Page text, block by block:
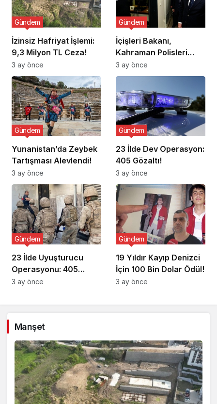
İzinsiz Hafriyat İşlemi:
9,3 Milyon TL Ceza!
Gündem
3 ay önce
İçişleri Bakanı,
Kahraman Polisleri
Ziyaret Etti
Gündem
3 ay önce
Yunanistan’da Zeybek
Tartışması Alevlendi!
Gündem
3 ay önce
23 İlde Dev Operasyon:
405 Gözaltı!
Gündem
3 ay önce
23 İlde Uyuşturucu
Operasyonu: 405
Gözaltı!
Gündem
3 ay önce
19 Yıldır Kayıp Denizci
İçin 100 Bin Dolar Ödül!
Gündem
3 ay önce
Manşet